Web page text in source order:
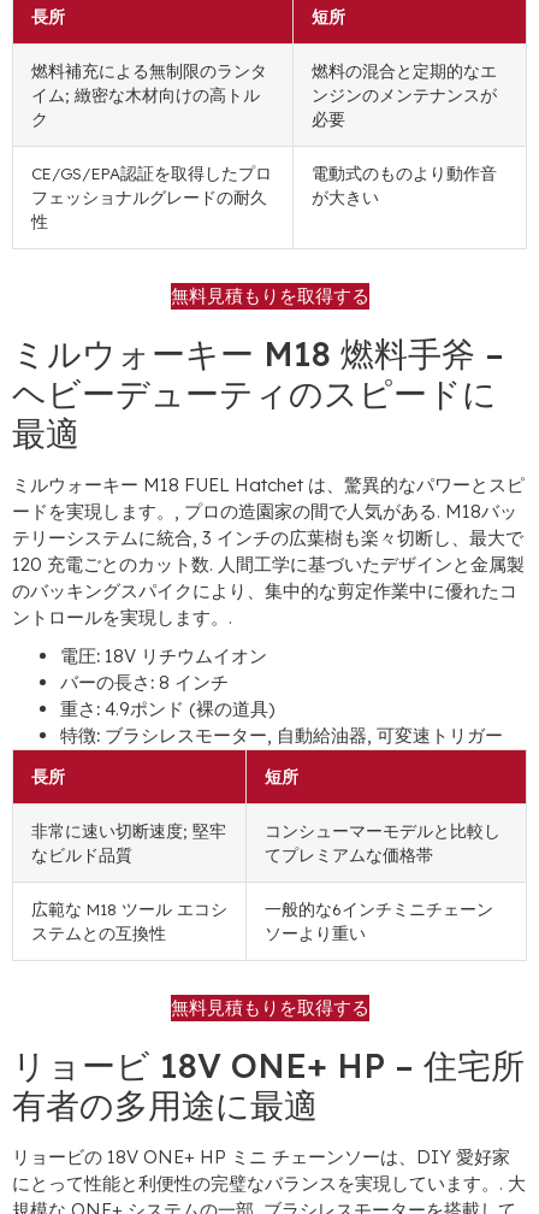
長所 短所
燃料補充による無制限のランタ
イム; 緻密な木材向けの高トル
ク
燃料の混合と定期的なエ
ンジンのメンテナンスが
必要
CE/GS/EPA認証を取得したプロ
フェッショナルグレードの耐久
性
電動式のものより動作音
が大きい
無料見積もりを取得する
ミルウォーキー M18 燃料手斧 –
ヘビーデューティのスピードに
最適
ミルウォーキー M18 FUEL Hatchet は、驚異的なパワーとスピ
ードを実現します。, プロの造園家の間で人気がある. M18バッ
テリーシステムに統合, 3 インチの広葉樹も楽々切断し、最大で
120 充電ごとのカット数. 人間工学に基づいたデザインと金属製
のバッキングスパイクにより、集中的な剪定作業中に優れたコ
ントロールを実現します。.
電圧: 18V リチウムイオン
バーの長さ: 8 インチ
重さ: 4.9ポンド (裸の道具)
特徴: ブラシレスモーター, 自動給油器, 可変速トリガー
長所 短所
非常に速い切断速度; 堅牢
なビルド品質
コンシューマーモデルと比較し
てプレミアムな価格帯
広範な M18 ツール エコシ
ステムとの互換性
一般的な6インチミニチェーン
ソーより重い
無料見積もりを取得する
リョービ 18V ONE+ HP – 住宅所
有者の多用途に最適
リョービの 18V ONE+ HP ミニ チェーンソーは、DIY 愛好家
にとって性能と利便性の完璧なバランスを実現しています。. 大